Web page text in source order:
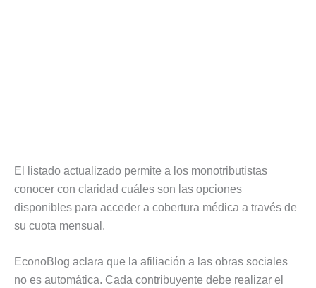
El listado actualizado permite a los monotributistas
conocer con claridad cuáles son las opciones
disponibles para acceder a cobertura médica a través de
su cuota mensual.
EconoBlog aclara que la afiliación a las obras sociales
no es automática. Cada contribuyente debe realizar el